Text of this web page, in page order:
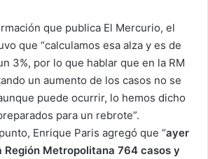
que publica El Mercurio, el
que “calculamos esa alza y es de
3%, por lo que hablar que en la RM
un aumento de los casos no se
puede ocurrir, lo hemos dicho
para un rebrote”.
Enrique Paris agregó que “ayer
Región Metropolitana 764 casos y